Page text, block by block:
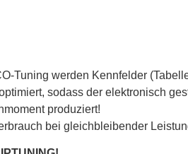
Tuning werden Kennfelder
sodass der elektronisch
produziert!
bei gleichbleibender